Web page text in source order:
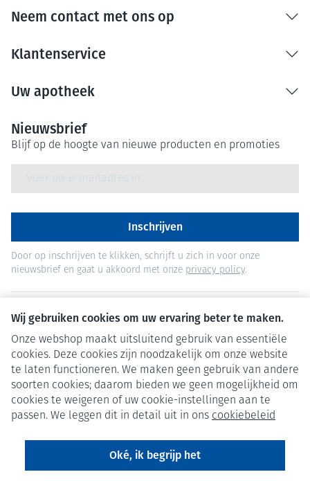
Wij gebruiken cookies om uw ervaring beter te maken.
Onze webshop maakt uitsluitend gebruik van essentiële
cookies. Deze cookies zijn noodzakelijk om onze website
te laten functioneren. We maken geen gebruik van andere
soorten cookies; daarom bieden we geen mogelijkheid om
cookies te weigeren of uw cookie-instellingen aan te
passen. We leggen dit in detail uit in ons cookiebeleid
Oké, ik begrijp het
Neem contact met ons op
Klantenservice
Uw apotheek
Nieuwsbrief
Blijf op de hoogte van nieuwe producten en promoties
Inschrijven
Door op inschrijven te klikken, schrijft u zich in voor onze
nieuwsbrief en gaat u akkoord met onze privacy policy.